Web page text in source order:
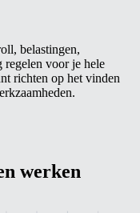
belastingen,
regelen voor je hele
richten op het vinden
werken